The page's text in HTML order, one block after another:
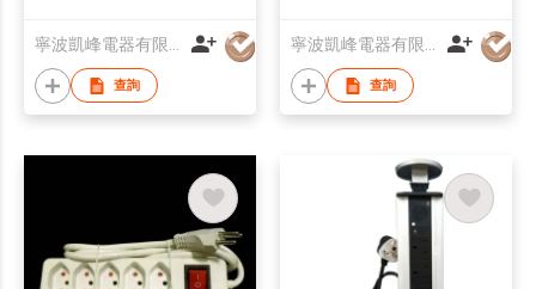
查詢 查詢